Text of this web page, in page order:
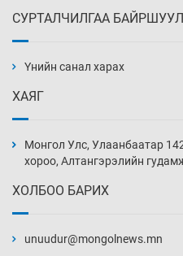
нэмэгджээ
Уржигдар 13
Уржигдар 13
СУРТАЛЧИЛГАА
Үнийн санал харах
ХАЯГ
Монгол Улс, Улаанбаатар
хороо, Алтангэрэлийн
ХОЛБОО БАРИХ
unuudur@mongolnews.mn